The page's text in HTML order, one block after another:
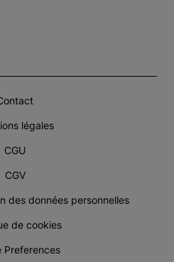
légales
CGU
CGV
des données personnelles
de cookies
Preferences